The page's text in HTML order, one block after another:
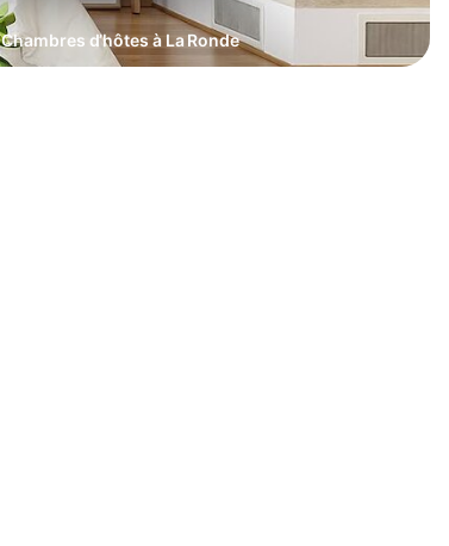
Chambres d’hôtes à La Ronde